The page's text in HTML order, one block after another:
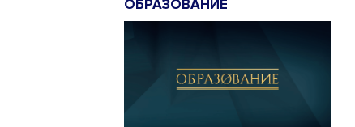
ОБРАЗОВАНИЕ